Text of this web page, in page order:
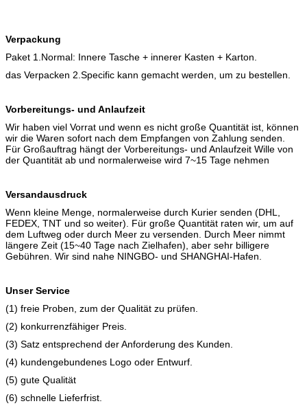
Verpackung
Paket 1.Normal: Innere Tasche + innerer Kasten + Karton.
das Verpacken 2.Specific kann gemacht werden, um zu bestellen.
Vorbereitungs- und Anlaufzeit
Wir haben viel Vorrat und wenn es nicht große Quantität ist, können
wir die Waren sofort nach dem Empfangen von Zahlung senden.
Für Großauftrag hängt der Vorbereitungs- und Anlaufzeit Wille von
der Quantität ab und normalerweise wird 7~15 Tage nehmen
Versandausdruck
Wenn kleine Menge, normalerweise durch Kurier senden (DHL,
FEDEX, TNT und so weiter). Für große Quantität raten wir, um auf
dem Luftweg oder durch Meer zu versenden. Durch Meer nimmt
längere Zeit (15~40 Tage nach Zielhafen), aber sehr billigere
Gebühren. Wir sind nahe NINGBO- und SHANGHAI-Hafen.
Unser Service
(1) freie Proben, zum der Qualität zu prüfen.
(2) konkurrenzfähiger Preis.
(3) Satz entsprechend der Anforderung des Kunden.
(4) kundengebundenes Logo oder Entwurf.
(5) gute Qualität
(6) schnelle Lieferfrist.